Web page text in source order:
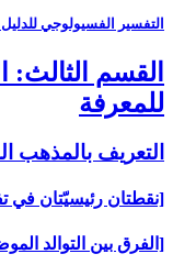
التفسير الفسيولوجي
القسم الثالث:
للمعرفة
التعريف بالمذهب
[نقطتان رئيسيّتان في
[الفرق بين التوالد